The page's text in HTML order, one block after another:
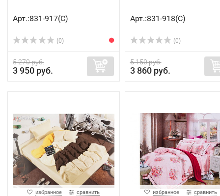
Арт.:831-917(C)
(0)
5 270 руб.
3 950 руб.
Арт.:831-918(C)
(0)
5 150 руб.
3 860 руб.
избранное сравнить избранное сравнить